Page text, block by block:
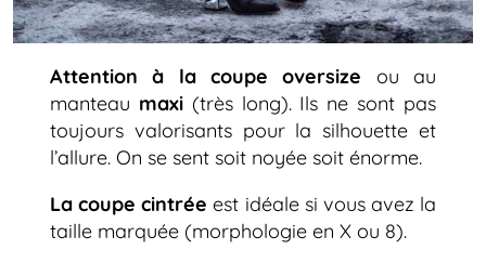
Attention à la coupe oversize ou au
manteau maxi(très long). Ils ne sont pas
toujours valorisants pour la silhouette et
l’allure. On se sent soit noyée soit énorme.
La coupe cintrée est idéale si vous avez la
taille marquée (morphologie en X ou 8).